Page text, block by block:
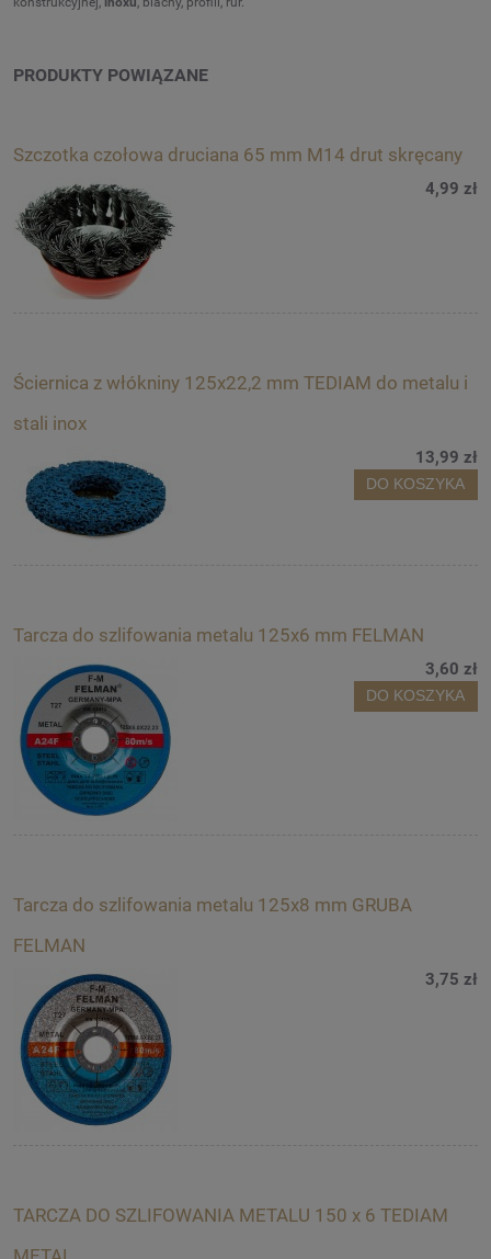
PRODUKTY POWIĄZANE
Szczotka czołowa druciana 65 mm M14 drut skręcany
4,99 zł
Ściernica z włókniny 125x22,2 mm TEDIAM do metalu i
stali inox
13,99 zł
DO KOSZYKA
Tarcza do szlifowania metalu 125x6 mm FELMAN
3,60 zł
DO KOSZYKA
Tarcza do szlifowania metalu 125x8 mm GRUBA
FELMAN
3,75 zł
TARCZA DO SZLIFOWANIA METALU 150 x 6 TEDIAM